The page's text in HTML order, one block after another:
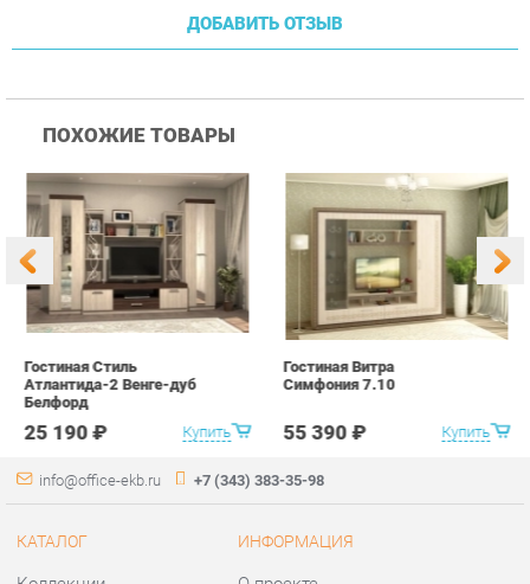
Купить
Гостиная Стиль
Атлантида-2 Венге-дуб
Белфорд
25 190 ₽ Купить
Гостиная Витра
Симфония 7.10
55 390 ₽
info@office-ekb.ru +7 (343) 383-35-98
КАТАЛОГ
Коллекции
Шкафы и стеллажи
ИНФОРМАЦИЯ
О проекте
Доставка и Оплата